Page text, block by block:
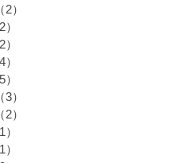
（2）
）
）
）
）
（3）
（2）
）
）